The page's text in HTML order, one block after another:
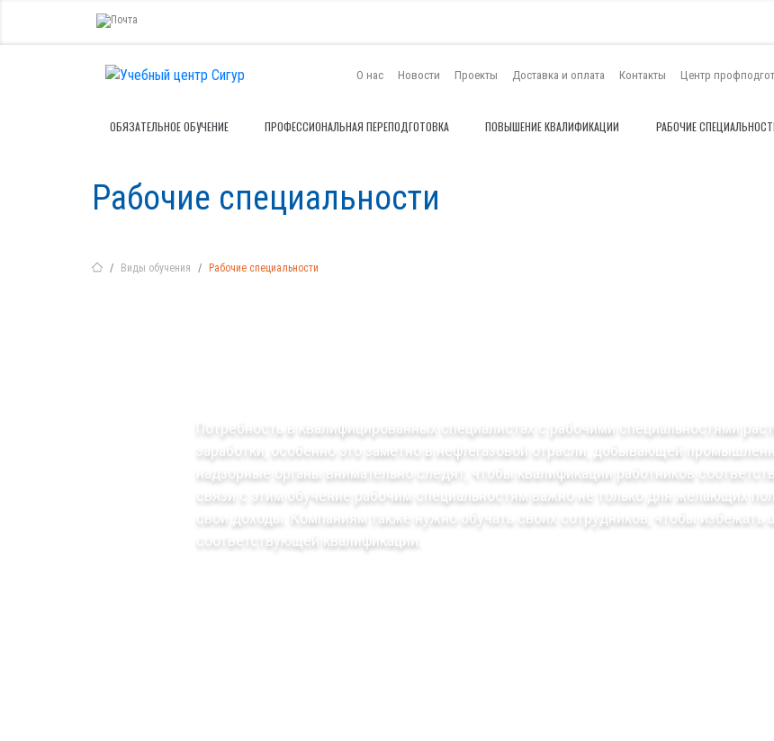
О нас Новости Проекты Доставка и оплата Контакты Центр
ОБЯЗАТЕЛЬНОЕ ОБУЧЕНИЕ ПРОФЕССИОНАЛЬНАЯ ПЕРЕПОДГОТОВКА ПОВЫШЕНИЕ КВАЛИФИКАЦИИ РАБОЧИЕ
Рабочие специальности
Виды обучения Рабочие специальности
Потребность в квалифицированных специалистах с рабочими специальностями
заработки, особенно это заметно в нефтегазовой отрасли, добывающей
надзорные органы внимательно следят, чтобы квалификации работников
связи с этим обучение рабочим специальностям важно не только для желающих
свои доходы. Компаниям также нужно обучать своих сотрудников, чтобы избежать
соответствующей квалификации.